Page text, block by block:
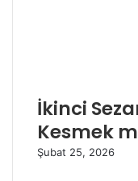
İkinci
Kesmek
Şubat 25, 2026